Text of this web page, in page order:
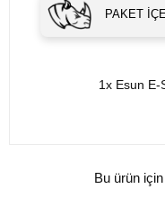
PAKET
1x Esun E-
Bu ürün